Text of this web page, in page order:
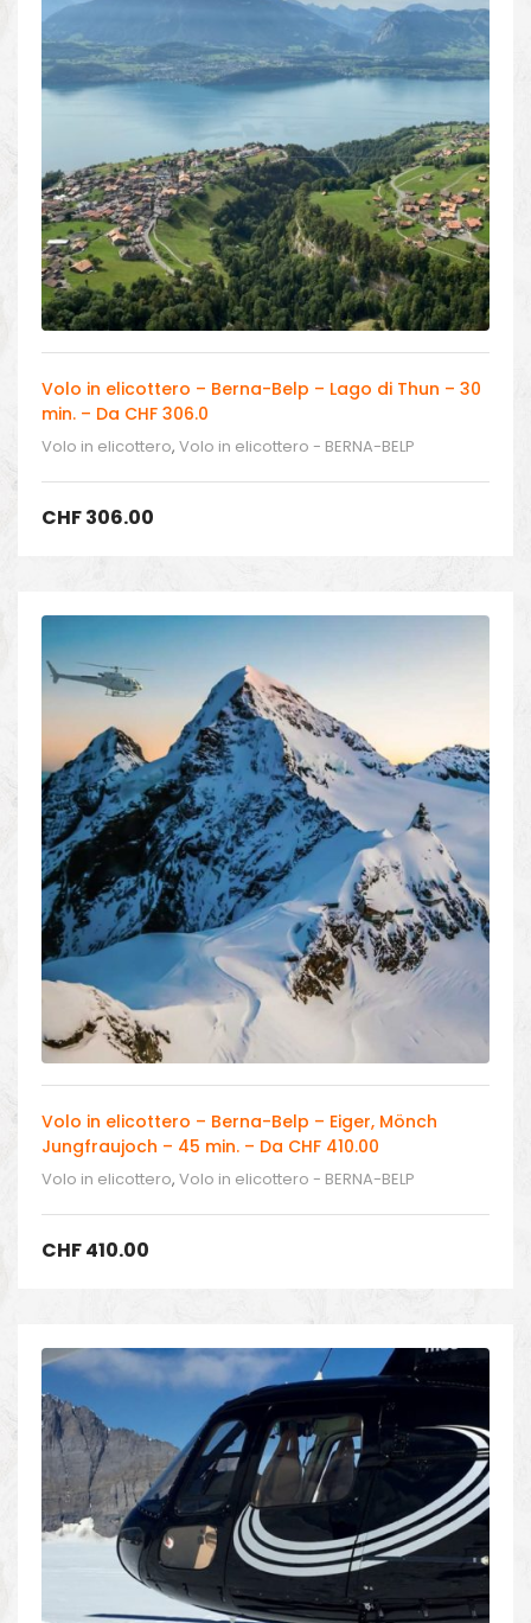
Volo in elicottero – Berna-Belp – Lago di Thun – 30
min. – Da CHF 306.0
Volo in elicottero, Volo in elicottero - BERNA-BELP
CHF306.00
Volo in elicottero – Berna-Belp – Eiger, Mönch
Jungfraujoch – 45 min. – Da CHF 410.00
Volo in elicottero, Volo in elicottero - BERNA-BELP
CHF410.00